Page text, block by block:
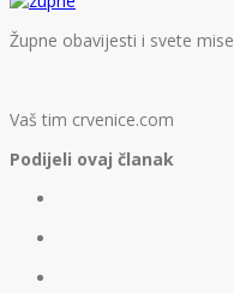
Župne obavijesti i svete mise
Vaš tim crvenice.com
Podijeli ovaj članak